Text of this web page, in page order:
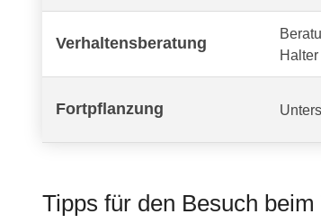
Verhaltensberatung
Fortpflanzung
Tipps für den Besuch